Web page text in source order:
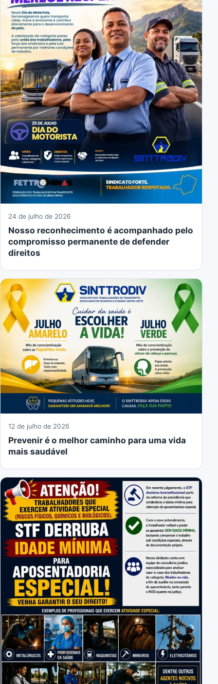
24 de julho de 2026
Nosso reconhecimento é acompanhado pelo
compromisso permanente de defender
direitos
12 de julho de 2026
Prevenir é o melhor caminho para uma vida
mais saudável